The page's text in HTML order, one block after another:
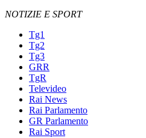
NOTIZIE E SPORT
Tg1
Tg2
Tg3
GRR
TgR
Televideo
Rai News
Rai Parlamento
GR Parlamento
Rai Sport